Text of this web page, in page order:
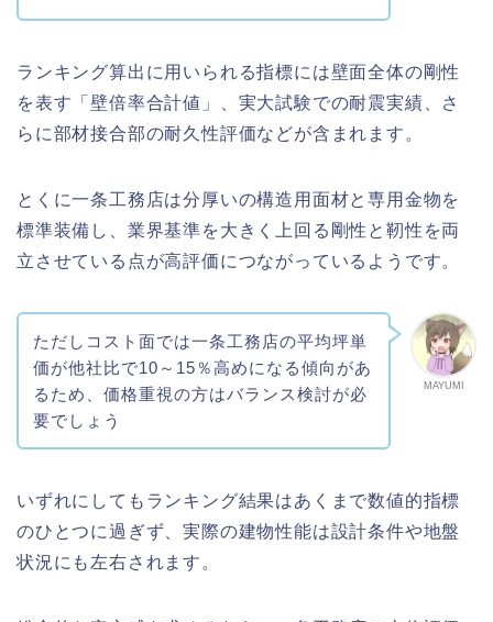
ランキング算出に用いられる指標には壁面全体の剛性
を表す「壁倍率合計値」、実大試験での耐震実績、さ
らに部材接合部の耐久性評価などが含まれます。
とくに一条工務店は分厚いの構造用面材と専用金物を
標準装備し、業界基準を大きく上回る剛性と靭性を両
立させている点が高評価につながっているようです。
MAYUMI
ただしコスト面では一条工務店の平均坪単
価が他社比で10～15％高めになる傾向があ
るため、価格重視の方はバランス検討が必
要でしょう
いずれにしてもランキング結果はあくまで数値的指標
のひとつに過ぎず、実際の建物性能は設計条件や地盤
状況にも左右されます。